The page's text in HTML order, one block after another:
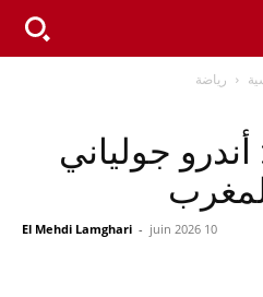
رياضة
2030: أندرو جولياني
El Mehdi Lamghari - 10 juin 2026